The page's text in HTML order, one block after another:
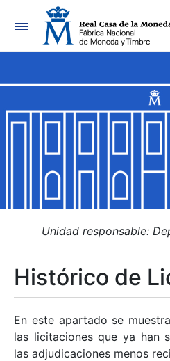
Navegación
Mostrar/Ocultar
Mostrar/Ocultar
Mostrar/Ocultar
Mostrar/Ocultar
Mostrar/Ocultar
Unidad responsable:
Histórico de
En este apartado se
las licitaciones que ya han
las adjudicaciones menos